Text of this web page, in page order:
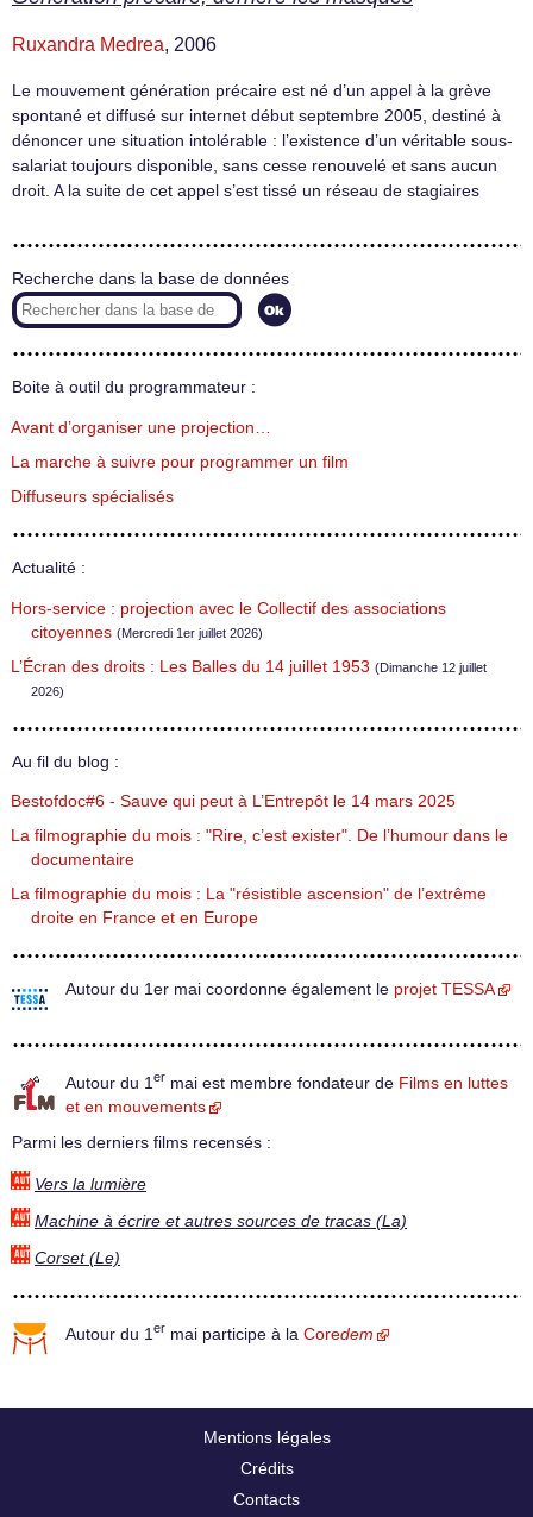
Ruxandra Medrea, 2006
Le mouvement génération précaire est né d’un appel à la grève
spontané et diffusé sur internet début septembre 2005, destiné à
dénoncer une situation intolérable : l’existence d’un véritable sous-
salariat toujours disponible, sans cesse renouvelé et sans aucun
droit. A la suite de cet appel s’est tissé un réseau de stagiaires
Recherche dans la base de données
Boite à outil du programmateur :
Avant d’organiser une projection…
La marche à suivre pour programmer un film
Diffuseurs spécialisés
Actualité :
Hors-service : projection avec le Collectif des associations
citoyennes (Mercredi 1er juillet 2026)
L’Écran des droits : Les Balles du 14 juillet 1953 (Dimanche 12 juillet
2026)
Au fil du blog :
Bestofdoc#6 - Sauve qui peut à L’Entrepôt le 14 mars 2025
La filmographie du mois : "Rire, c’est exister". De l’humour dans le
documentaire
La filmographie du mois : La "résistible ascension" de l’extrême
droite en France et en Europe
Autour du 1er mai coordonne également le projet TESSA
Autour du 1 er mai est membre fondateur de Films en luttes
et en mouvements
Parmi les derniers films recensés :
Vers la lumière
Machine à écrire et autres sources de tracas (La)
Corset (Le)
Autour du 1 er mai participe à la Coredem
Mentions légales
Crédits
Contacts